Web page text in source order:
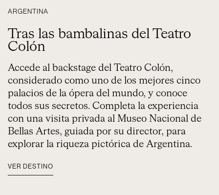
ARGENTINA
Tras las bambalinas del Teatro
Colón
Accede al backstage del Teatro Colón,
considerado como uno de los mejores cinco
palacios de la ópera del mundo, y conoce
todos sus secretos. Completa la experiencia
con una visita privada al Museo Nacional de
Bellas Artes, guiada por su director, para
explorar la riqueza pictórica de Argentina.
VER DESTINO